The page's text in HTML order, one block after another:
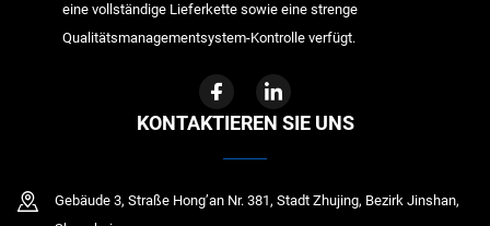
eine vollständige Lieferkette sowie eine strenge
Qualitätsmanagementsystem-Kontrolle verfügt.
KONTAKTIEREN SIE UNS
Gebäude 3, Straße Hong’an Nr. 381, Stadt Zhujing, Bezirk Jinshan,